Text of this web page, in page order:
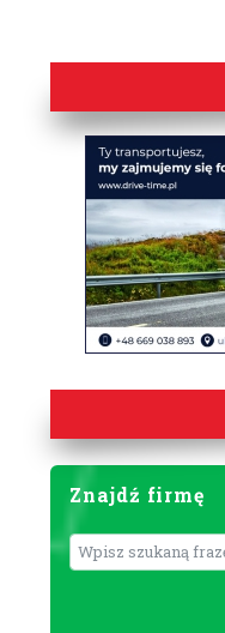
Znajdź firmę